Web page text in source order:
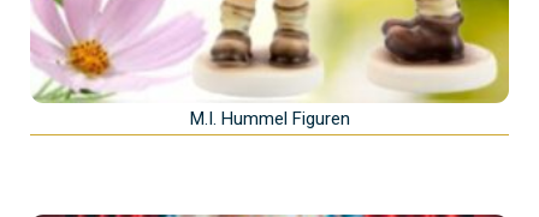
M.I. Hummel Figuren